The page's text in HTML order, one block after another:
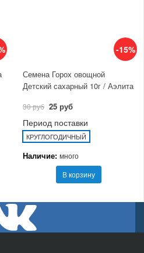
-15%
Семена Горох овощной
Детский сахарный 10г / Аэлита
30 руб 25 руб
Период поставки
КРУГЛОГОДИЧНЫЙ
Наличие: много
В корзину